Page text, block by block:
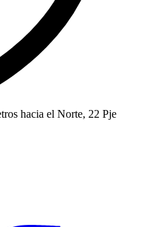
hacia el Norte, 22 Pje